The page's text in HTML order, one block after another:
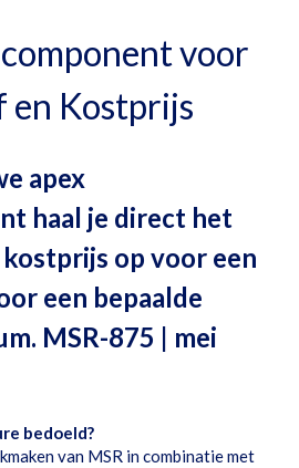
voor
en Kostprijs
apex
haal je direct het
op voor een
een bepaalde
MSR-875 | mei
bedoeld?
van MSR in combinatie met